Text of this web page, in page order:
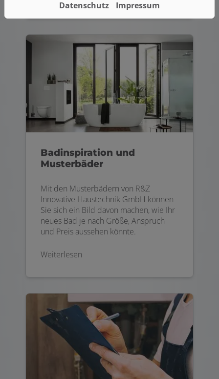
Badinspiration und
Musterbäder
Mit den Musterbädern von R&Z
Innovative Haustechnik GmbH können
Sie sich ein Bild davon machen, wie Ihr
neues Bad je nach Größe, Anspruch
und Preis aussehen könnte.
Weiterlesen
Datenschutz Impressum